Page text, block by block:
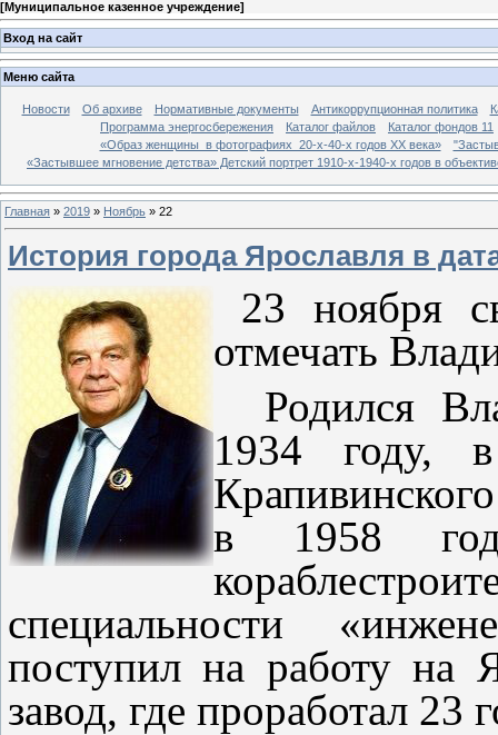
[Муниципальное казенное учреждение]
Вход на сайт
Меню сайта
Новости Об архиве Нормативные документы Антикоррупционная политика
Программа энергосбережения
Каталог файлов
Каталог фондов 11
«Образ женщины в фотографиях 20-х-40-х годов ХХ века»
«Застывшее мгновение детства» Детский портрет 1910-х-1940-х годов в
Главная » 2019 » Ноябрь » 22
История города Ярославля в
23 ноября
отмечать
Родился
1934 году,
в 1958
специальности
поступил на работу на
завод, где проработал 23